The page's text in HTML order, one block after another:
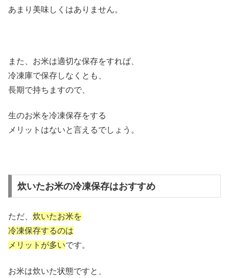
あまり美味しくはありません。
また、お米は適切な保存をすれば、
冷凍庫で保存しなくとも、
長期で持ちますので、
生のお米を冷凍保存をする
メリットはないと言えるでしょう。
炊いたお米の冷凍保存はおすすめ
ただ、 炊いたお米を
冷凍保存するのは
メリットが多いです。
お米は炊いた状態ですと、